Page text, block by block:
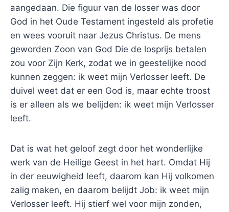
aangedaan. Die figuur van de losser was door
God in het Oude Testament ingesteld als profetie
en wees vooruit naar Jezus Christus. De mens
geworden Zoon van God Die de losprijs betalen
zou voor Zijn Kerk, zodat we in geestelijke nood
kunnen zeggen: ik weet mijn Verlosser leeft. De
duivel weet dat er een God is, maar echte troost
is er alleen als we belijden: ik weet mijn Verlosser
leeft.
Dat is wat het geloof zegt door het wonderlijke
werk van de Heilige Geest in het hart. Omdat Hij
in der eeuwigheid leeft, daarom kan Hij volkomen
zalig maken, en daarom belijdt Job: ik weet mijn
Verlosser leeft. Hij stierf wel voor mijn zonden,